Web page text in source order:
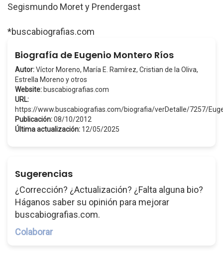
Segismundo Moret y Prendergast
*buscabiografias.com
Biografía de Eugenio Montero Ríos
Autor:Víctor Moreno, María E. Ramírez, Cristian de la Oliva,
Estrella Moreno y otros
Website: buscabiografias.com
URL:
https://www.buscabiografias.com/biografia/verDetalle/7257/
Publicación:08/10/2012
Última actualización: 12/05/2025
Sugerencias
¿Corrección? ¿Actualización? ¿Falta alguna bio?
Háganos saber su opinión para mejorar
buscabiografias.com.
Colaborar